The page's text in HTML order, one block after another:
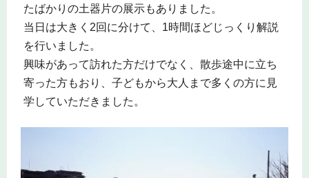
たばかりの土器片の展示もありました。
当日は大きく2回に分けて、1時間ほどじっくり解説
を行いました。
興味があって訪れた方だけでなく、散歩途中に立ち
寄った方もおり、子どもから大人まで多くの方に見
学していただきました。